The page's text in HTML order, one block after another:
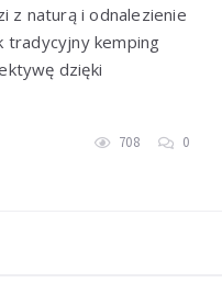
z naturą i odnalezienie
tradycyjny kemping
dzięki
708 0